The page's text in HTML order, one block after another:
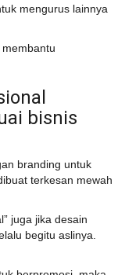
mengurus lainnya
bisnis
branding untuk
terkesan mewah
juga jika desain
begitu aslinya.